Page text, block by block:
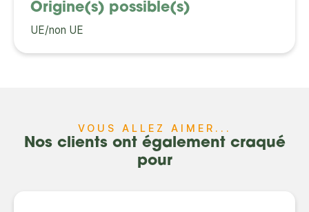
Origine(s) possible(s)
UE/non UE
VOUS ALLEZ AIMER...
Nos clients ont également craqué
pour